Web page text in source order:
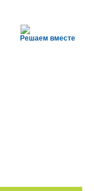
Решаем вместе